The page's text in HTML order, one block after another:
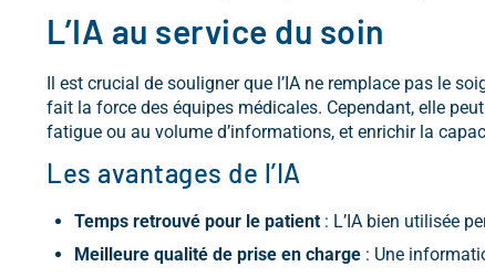
L’IA au service du soin
Il est crucial de souligner que l’IA ne remplace pas le
fait la force des équipes médicales. Cependant, elle
fatigue ou au volume d’informations, et enrichir la
Les avantages de l’IA
Temps retrouvé pour le patient : L’IA bien utilisée
Meilleure qualité de prise en charge : Une